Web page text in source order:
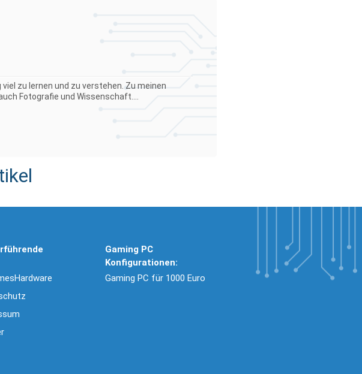
zu lernen und zu verstehen. Zu meinen
Fotografie und Wissenschaft....
Gaming PC
Konfigurationen:
Gaming PC für 1000 Euro